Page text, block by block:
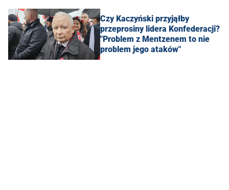
Czy Kaczyński przyjąłby
przeprosiny lidera Konfederacji?
"Problem z Mentzenem to nie
problem jego ataków"